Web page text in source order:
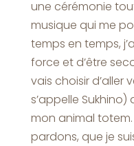
une cérémonie
musique qui me
temps en temps,
force et d’être
vais choisir d’aller
s’appelle Sukhino)
mon animal
pardons, que je